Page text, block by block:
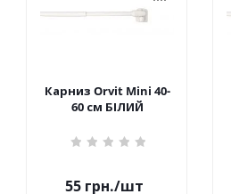
Карниз Orvit Mini 40-
60 см БІЛИЙ
55грн./шт